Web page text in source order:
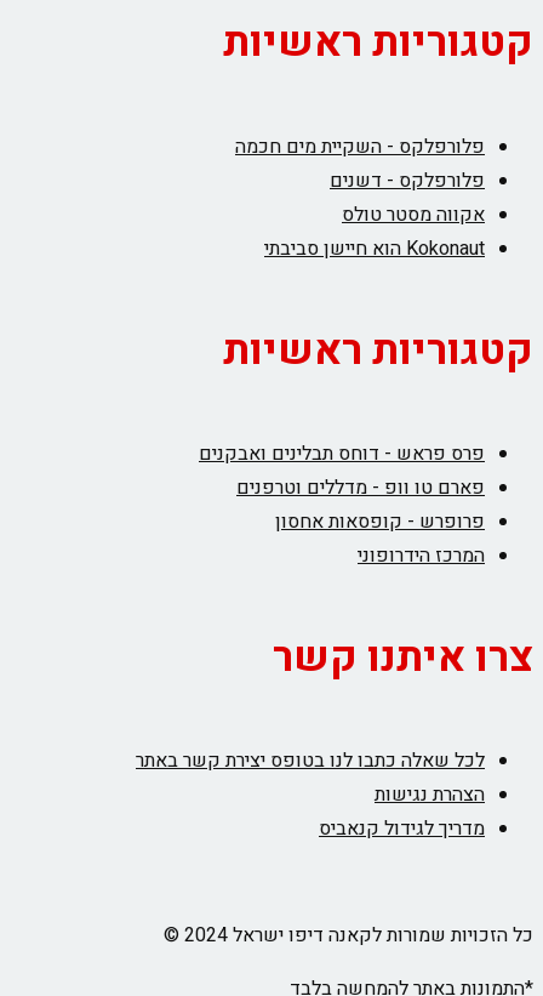
קטגוריות ראשיות
פלורפלקס - השקיית מים חכמה
פלורפלקס - דשנים
אקווה מסטר טולס
Kokonaut הוא חיישן סביבתי
קטגוריות ראשיות
פרס פראש - דוחס תבלינים ואבקנים
פארם טו וופ - מדללים וטרפנים
פרופרש - קופסאות אחסון
המרכז הידרופוני
צרו איתנו קשר
לכל שאלה כתבו לנו בטופס יצירת קשר באתר
הצהרת נגישות
מדריך לגידול קנאביס
כל הזכויות שמורות לקאנה דיפו ישראל 2024 ©
*התמונות באתר להמחשה בלבד